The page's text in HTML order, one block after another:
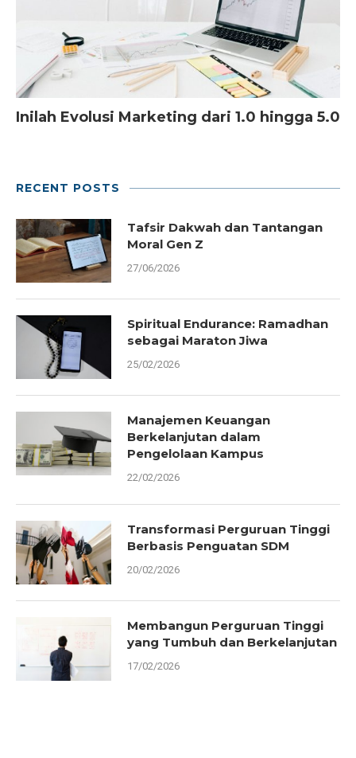
Inilah Evolusi Marketing dari 1.0 hingga 5.0
RECENT POSTS
Tafsir Dakwah dan Tantangan
Moral Gen Z
27/06/2026
Spiritual Endurance: Ramadhan
sebagai Maraton Jiwa
25/02/2026
Manajemen Keuangan
Berkelanjutan dalam
Pengelolaan Kampus
22/02/2026
Transformasi Perguruan Tinggi
Berbasis Penguatan SDM
20/02/2026
Membangun Perguruan Tinggi
yang Tumbuh dan Berkelanjutan
17/02/2026